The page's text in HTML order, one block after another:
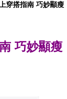
穿搭指南 巧妙顯瘦
巧妙顯瘦